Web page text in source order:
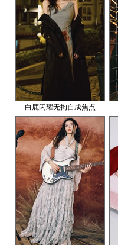
白鹿闪耀无拘自成焦点